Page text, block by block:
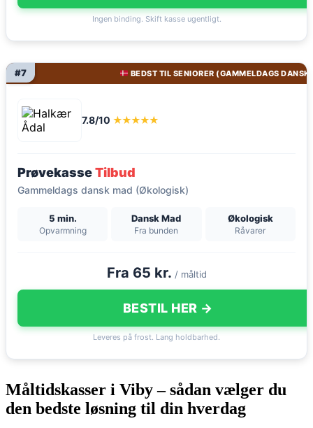
Ingen binding. Skift kasse ugentligt.
BEDST TIL SENIORER (GAMMELDAGS
#7
7.8/10 ★★★★★
PrøvekasseTilbud
Gammeldags dansk mad (Økologisk)
5 min.
Opvarmning
Dansk Mad
Fra bunden
Økologisk
Råvarer
Fra 65 kr. / måltid
BESTIL HER →
Leveres på frost. Lang holdbarhed.
Måltidskasser i Viby – sådan vælger du
den bedste løsning til din hverdag